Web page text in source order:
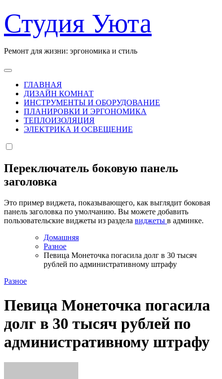
к
содержанию
Студия Уюта
Ремонт для жизни: эргономика и стиль
ГЛАВНАЯ
ДИЗАЙН КОМНАТ
ИНСТРУМЕНТЫ И ОБОРУДОВАНИЕ
ПЛАНИРОВКИ И ЭРГОНОМИКА
ТЕПЛОИЗОЛЯЦИЯ
ЭЛЕКТРИКА И ОСВЕЩЕНИЕ
Переключатель боковую панель
заголовка
Это пример виджета, показывающего, как выглядит боковая
панель заголовка по умолчанию. Вы можете добавить
пользовательские виджеты из раздела виджеты в админке.
Домашняя
Разное
Певица Монеточка погасила долг в 30 тысяч
рублей по административному штрафу
Разное
Певица Монеточка погасила
долг в 30 тысяч рублей по
административному штрафу